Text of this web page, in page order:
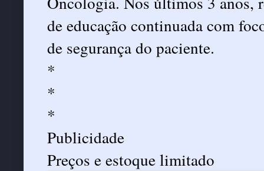
de educação continuada com
de segurança do paciente.
*
*
*
Publicidade
Preços e estoque limitado